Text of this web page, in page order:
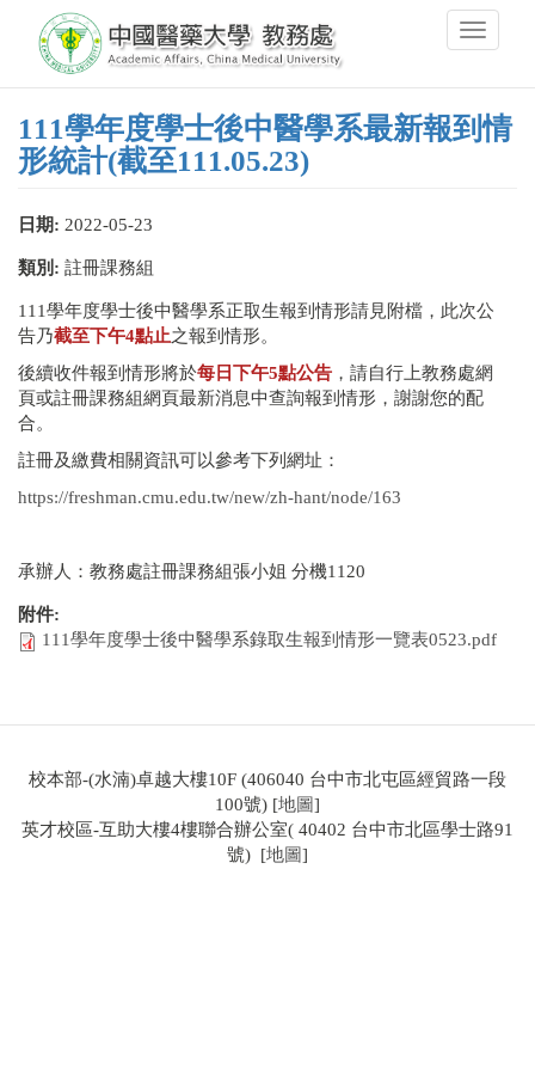
內
Toggle
111學年度學士後中醫學系最新報到情
形統計(截至111.05.23)
日期: 2022-05-23
類別: 註冊課務組
111學年度學士後中醫學系正取生報到情形請見附檔，此次公
告乃截至下午4點止之報到情形。
後續收件報到情形將於每日下午5點公告 ，請自行上教務處網
頁或註冊課務組網頁最新消息中查詢報到情形，謝謝您的配
合。
註冊及繳費相關資訊可以參考下列網址：
https://freshman.cmu.edu.tw/new/zh-hant/node/163
承辦人：教務處註冊課務組張小姐 分機1120
附件:
111學年度學士後中醫學系錄取生報到情形一覽表0523.pdf
校本部-(水湳)卓越大樓10F (406040 台中市北屯區經貿路一段
100號) [地圖]
英才校區-互助大樓4樓聯合辦公室( 40402 台中市北區學士路91
號) [地圖]